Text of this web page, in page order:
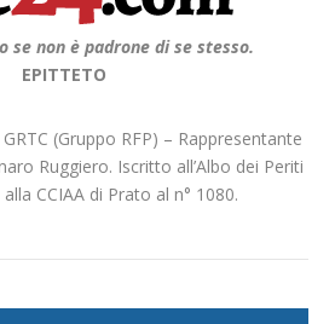
se non è padrone di se stesso.
EPITTETO
(Gruppo RFP) – Rappresentante
Ruggiero. Iscritto all’Albo dei Periti
CCIAA di Prato al n° 1080.